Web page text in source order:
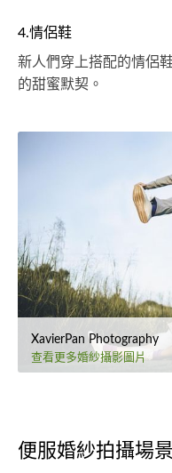
4.情侶鞋
新人們穿上搭配的情侶
的甜蜜默契。
XavierPan Photography
查看更多婚紗攝影圖片
便服婚紗拍攝場